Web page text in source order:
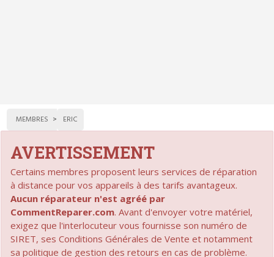
MEMBRES ERIC
AVERTISSEMENT
Certains membres proposent leurs services de réparation
à distance pour vos appareils à des tarifs avantageux.
Aucun réparateur n'est agréé par
CommentReparer.com. Avant d'envoyer votre matériel,
exigez que l'interlocuteur vous fournisse son numéro de
SIRET, ses Conditions Générales de Vente et notamment
sa politique de gestion des retours en cas de problème.